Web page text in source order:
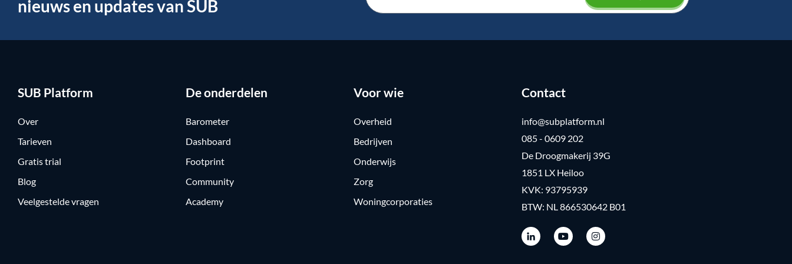
nieuws en updates van SUB
SUB Platform
Over
Tarieven
Gratis trial
Blog
Veelgestelde vragen
De onderdelen
Barometer
Dashboard
Footprint
Community
Academy
Voor wie
Overheid
Bedrijven
Onderwijs
Zorg
Woningcorporaties
Contact
info@subplatform.nl
085 - 0609 202
De Droogmakerij 39G
1851 LX Heiloo
KVK: 93795939
BTW: NL 866530642 B01